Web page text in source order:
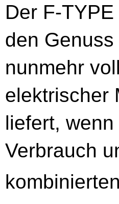
Der F-
den
nunmehr
elektrischer
liefert,
Verbrauch